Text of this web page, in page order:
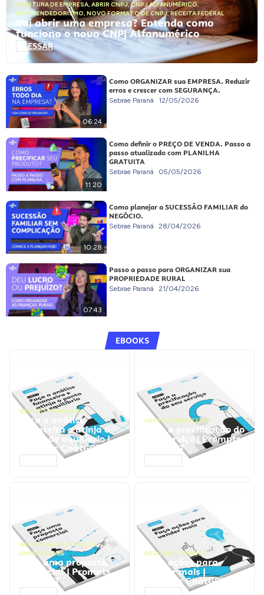
ABERTURA DE EMPRESA, ABRIR CNPJ,CNPJ ALFANUMÉRICO,
EMPREENDEDORISMO, NOVO FORMATO DE CNPJ,RECEITA FEDERAL
Vai abrir uma empresa? Entenda como
funciona o novo CNPJ Alfanumérico
ACESSAR
06:24
Como ORGANIZAR sua EMPRESA. Reduzir
erros e crescer com SEGURANÇA.
Sebrae Paraná 12/05/2026
11:20
Como definir o PREÇO DE VENDA. Passo a
passo atualizado com PLANILHA
GRATUITA
Sebrae Paraná 05/05/2026
10:28
Como planejar a SUCESSÃO FAMILIAR do
NEGÓCIO.
Sebrae Paraná 28/04/2026
07:43
Passo a passo para ORGANIZAR sua
PROPRIEDADE RURAL
Sebrae Paraná 21/04/2026
EBOOKS
GESTÃO FINANCEIRA
Faça a análise
financeira e atinja o
ponto de equilíbrio |
Prompts ChatGPT
GESTÃO FINANCEIRA
Faça a precificação do
seu serviço | Prompts
ChatGPT
NEGÓCIOS, PROCESSOS
EMPRESARIAIS
Faça uma proposta
comercial | Prompts
ChatGPT
NEGÓCIOS, VENDAS
Faça ações para
vender mais |
Prompts ChatGPT